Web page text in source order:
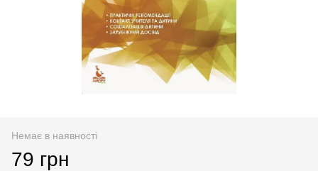
Немає в наявності
79 грн